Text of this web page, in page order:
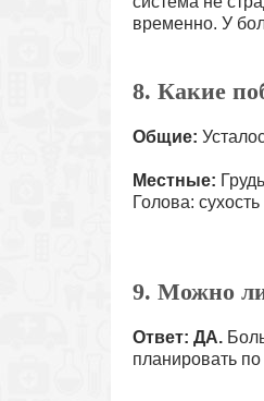
временно. У
8. Какие
Общие:
Местные:
Голова:
9. Можно ли
Ответ: ДА.
планировать